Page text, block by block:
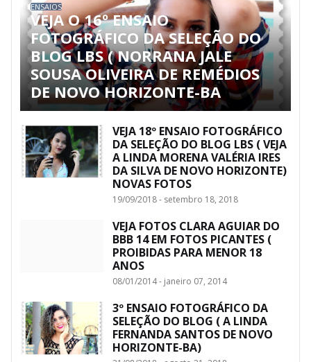
ENSAIOS
VEJA O 16º ENSAIO
FOTOGRÁFICO DA SELEÇÃO DO
BLOG LBS ( NORRANA JALE
SOUSA OLIVEIRA DE REMÉDIOS
DE NOVO HORIZONTE-BA
VEJA 18º ENSAIO FOTOGRÁFICO
DA SELEÇÃO DO BLOG LBS ( VEJA
A LINDA MORENA VALÉRIA IRES
DA SILVA DE NOVO HORIZONTE)
NOVAS FOTOS
19/09/2018 - setembro 18, 2018
VEJA FOTOS CLARA AGUIAR DO
BBB 14 EM FOTOS PICANTES (
PROIBIDAS PARA MENOR 18
ANOS
08/01/2014 - janeiro 07, 2014
3º ENSAIO FOTOGRÁFICO DA
SELEÇÃO DO BLOG ( A LINDA
FERNANDA SANTOS DE NOVO
HORIZONTE-BA)